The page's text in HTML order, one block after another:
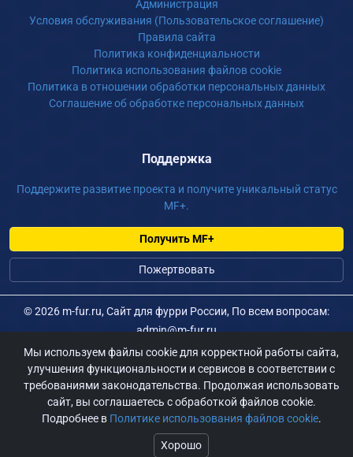
Администрация
Условия обслуживания (Пользовательское соглашение)
Правила сайта
Политика конфиденциальности
Политика использования файлов cookie
Политика в отношении обработки персональных данных
Соглашение об обработке персональных данных
Поддержка
Поддержите развитие проекта и получите уникальный статус
MF+.
Получить MF+
Пожертвовать
©2026 m-fur.ru, Сайт для фурри России, По всем вопросам:
admin@m-fur.ru
Мы используем файлы cookie для корректной работы сайта,
улучшения функциональности и сервисов в соответствии с
требованиями законодательства. Продолжая использовать
сайт, вы соглашаетесь с обработкой файлов cookie.
Подробнее в Политике использования файлов cookie.
Хорошо